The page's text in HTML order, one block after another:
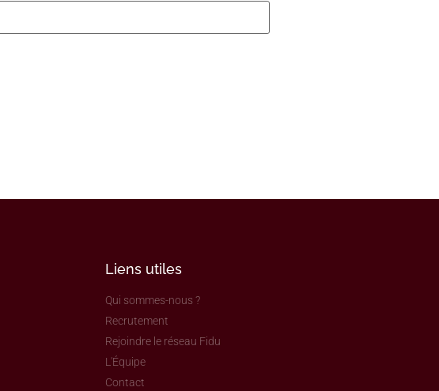
Liens utiles
Qui sommes-nous ?
Recrutement
Rejoindre le réseau Fidu
L'Équipe
Contact